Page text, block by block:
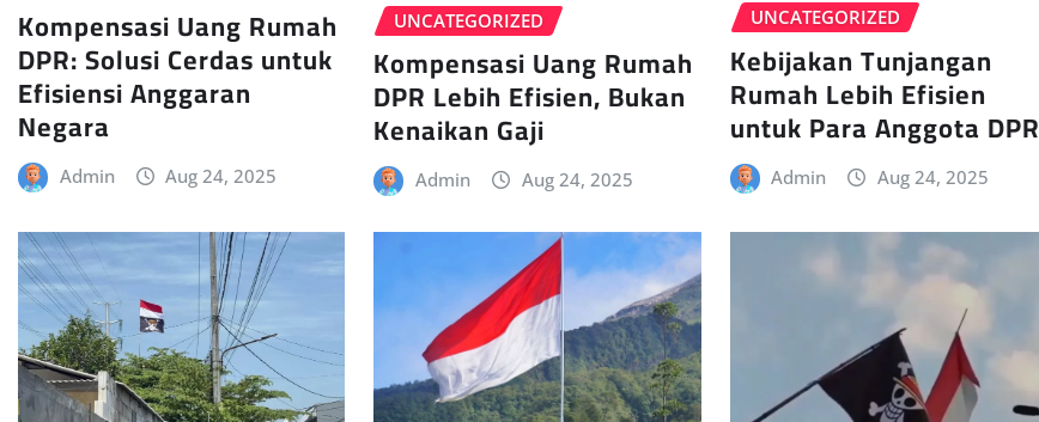
Kompensasi Uang Rumah
DPR: Solusi Cerdas untuk
Efisiensi Anggaran
Negara
Admin Aug 24, 2025
UNCATEGORIZED
Kompensasi Uang Rumah
DPR Lebih Efisien, Bukan
Kenaikan Gaji
Admin Aug 24, 2025
UNCATEGORIZED
Kebijakan Tunjangan
Rumah Lebih Efisien
untuk Para Anggota DPR
Admin Aug 24, 2025